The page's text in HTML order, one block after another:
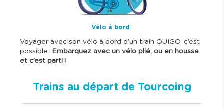
Vélo à bord
Voyager avec son vélo à bord d’un train OUIGO, c’est
possible ! Embarquez avec un vélo plié, ou en housse
et c’est parti !
Trains au départ de Tourcoing